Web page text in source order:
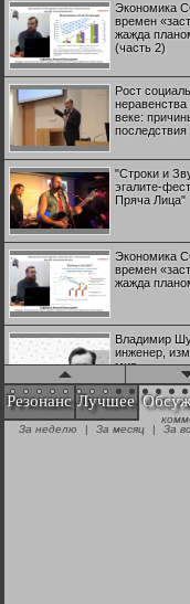
Экономика
времен
жажда
(часть 2)
Рост
неравенства
веке:
последствия
"Строки и
эгалите-
Пряча Лица"
Экономика
времен
жажда
Владимир
инженер,
мир
"Аркадий
эгалите-
Резонанс Лучшее
За неделю
| За месяц | За